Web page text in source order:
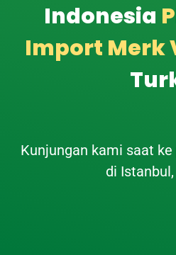
Indonesia
Import Merk
Kunjungan kami saat
di